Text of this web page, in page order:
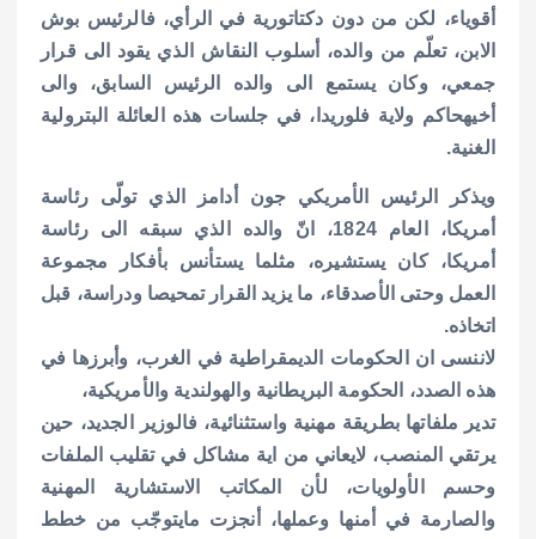
أقوياء، لكن من دون دكتاتورية في الرأي، فالرئيس بوش
الابن، تعلّم من والده، أسلوب النقاش الذي يقود الى قرار
جمعي، وكان يستمع الى والده الرئيس السابق، والى
أخيهحاكم ولاية فلوريدا، في جلسات هذه العائلة البترولية
الغنية.
ويذكر الرئيس الأمريكي جون أدامز الذي تولّى رئاسة
أمريكا، العام 1824، انّ والده الذي سبقه الى رئاسة
أمريكا،كان يستشيره، مثلما يستأنس بأفكار مجموعة
العمل وحتى الأصدقاء، ما يزيد القرار تمحيصا ودراسة، قبل
اتخاذه.
لاننسى ان الحكومات الديمقراطية في الغرب، وأبرزها في
هذه الصدد، الحكومة البريطانية والهولندية والأمريكية،
تدير ملفاتها بطريقة مهنية واستثنائية، فالوزير الجديد، حين
يرتقي المنصب، لايعاني من اية مشاكل في تقليب الملفات
وحسم الأولويات، لأن المكاتب الاستشارية المهنية
والصارمة في أمنها وعملها، أنجزت مايتوجّب من خطط